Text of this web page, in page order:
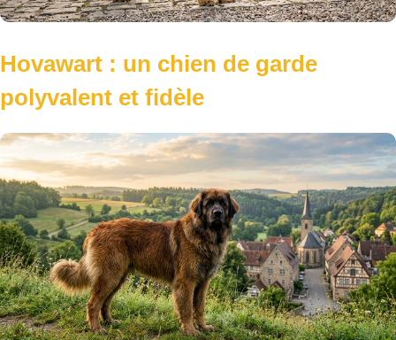
Hovawart : un chien de garde
polyvalent et fidèle